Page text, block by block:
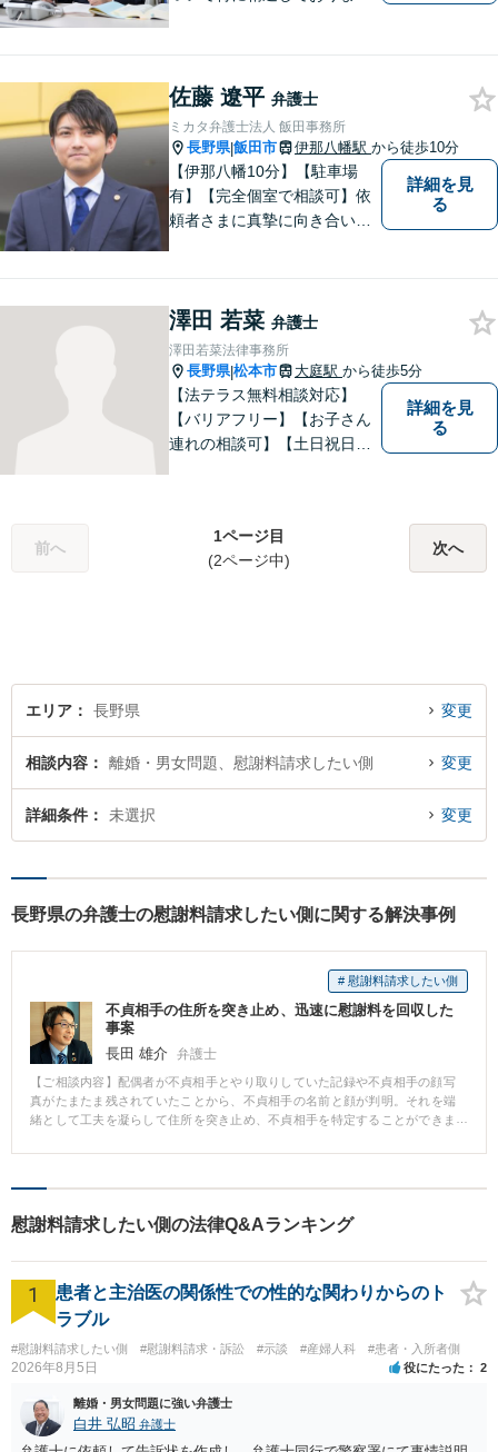
忙しい方もお気軽にご相談く
ださい。
佐藤 遼平 弁護士
ミカタ弁護士法人 飯田事務所
長野県|飯田市 伊那八幡駅 から徒歩10分
【伊那八幡10分】【駐車場
有】【完全個室で相談可】依
頼者さまに真摯に向き合い、
は日本全国です。 遠方の方は
Web面談や電話でのご連絡が
可能です。
詳細を見
る
澤田 若菜 弁護士
澤田若菜法律事務所
長野県|松本市 大庭駅 から徒歩5分
【法テラス無料相談対応】
【バリアフリー】【お子さん
連れの相談可】【土日祝日応
詳細を見
る
前へ
1ページ目
(2ページ中)
次へ
エリア 長野県 変更
相談内容 離婚・男女問題、慰謝料請求したい側 変更
詳細条件 未選択 変更
長野県の弁護士の慰謝料請求したい側に関する解決事例
# 慰謝料請求したい側
不貞相手の住所を突き止め、迅速に慰謝料を回収した
事案
長田 雄介 弁護士
【ご相談内容】配偶者が不貞相手とやり取りしていた記録や不貞相手の顔写
真がたまたま残されていたことから、不貞相手の名前と顔が判明。それを端
緒として工夫を凝らして住所を突き止め、不貞相手を特定することができま
あったことから迅速に示談書の作成と慰謝料の回収が実現しました。 なお、
手と交わした示談書が決め手となり、配偶者との交渉においても有利になり
ました。
慰謝料請求したい側の法律Q&Aランキング
1
患者と主治医の関係性での性的な関わりからのト
ラブル
#慰謝料請求したい側 #慰謝料請求・訴訟 #示談 #産婦人科 #患者・入所者側
2026年8月5日 役にたった 2
離婚・男女問題に強い弁護士
白井 弘昭 弁護士